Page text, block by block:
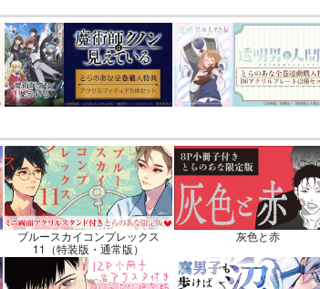
カラセイLOG
専売 499円（税込）
その他 カラスバ×セイカ
サンプル 再販希望
花降る頃まであとすこし
専売 629円（税込）
鬼滅の刃
冨岡義勇×胡蝶しのぶ
サンプル
ブルースカイコンプレックス
11（特装版・通常版）
灰色と赤